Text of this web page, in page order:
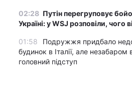
02:28 Путін перегруповує
Україні: у WSJ розповіли, чого
01:58
Подружжя придбало
будинок в Італії, але незабаром
головний підступ